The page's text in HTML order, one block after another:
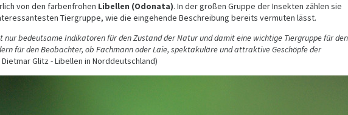
von den farbenfrohen Libellen (Odonata). In der großen Gruppe der Insekten zählen sie
Tiergruppe, wie die eingehende Beschreibung bereits vermuten lässt.
nur bedeutsame Indikatoren für den Zustand der Natur und damit eine wichtige Tiergruppe für den
für den Beobachter, ob Fachmann oder Laie, spektakuläre und attraktive Geschöpfe der
Glitz - Libellen in Norddeutschland)